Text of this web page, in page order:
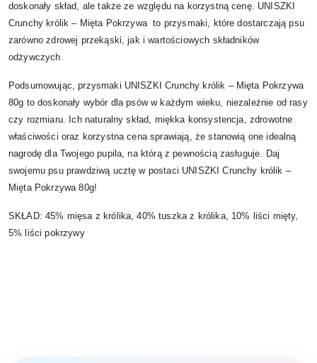
doskonały skład, ale także ze względu na korzystną cenę. UNISZKI
Crunchy królik – Mięta Pokrzywa to przysmaki, które dostarczają psu
zarówno zdrowej przekąski, jak i wartościowych składników
odżywczych.
Podsumowując, przysmaki UNISZKI Crunchy królik – Mięta Pokrzywa
80g to doskonały wybór dla psów w każdym wieku, niezależnie od rasy
czy rozmiaru. Ich naturalny skład, miękka konsystencja, zdrowotne
właściwości oraz korzystna cena sprawiają, że stanowią one idealną
nagrodę dla Twojego pupila, na którą z pewnością zasługuje. Daj
swojemu psu prawdziwą ucztę w postaci UNISZKI Crunchy królik –
Mięta Pokrzywa 80g!
SKŁAD:45% mięsa z królika, 40% tuszka z królika, 10% liści mięty,
5% liści pokrzywy